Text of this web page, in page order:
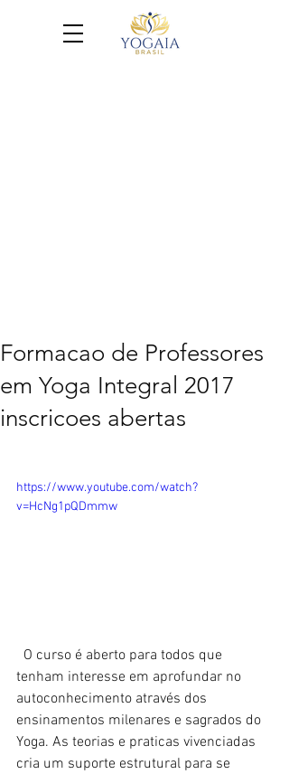
Formacao de Professores
em Yoga Integral 2017
inscricoes abertas
https://www.youtube.com/watch?
v=HcNg1pQDmmw
tenham interesse em aprofundar no
autoconhecimento através dos
ensinamentos milenares e sagrados do
Yoga. As teorias e praticas vivenciadas
cria um suporte estrutural para se